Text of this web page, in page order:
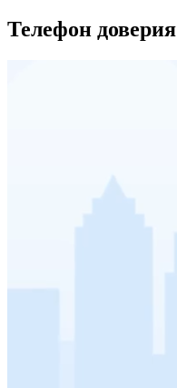
Телефон доверия